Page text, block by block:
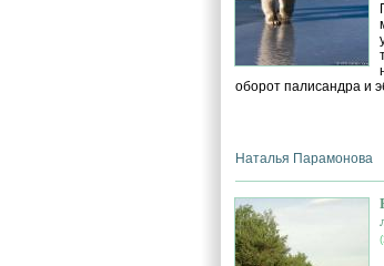
оборот палисандра и
Наталья Парамонова